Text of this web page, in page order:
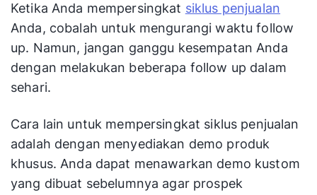
Ketika Anda mempersingkat siklus penjualan
Anda, cobalah untuk mengurangi waktu follow
up. Namun, jangan ganggu kesempatan Anda
dengan melakukan beberapa follow up dalam
sehari.
Cara lain untuk mempersingkat siklus penjualan
adalah dengan menyediakan demo produk
khusus. Anda dapat menawarkan demo kustom
yang dibuat sebelumnya agar prospek